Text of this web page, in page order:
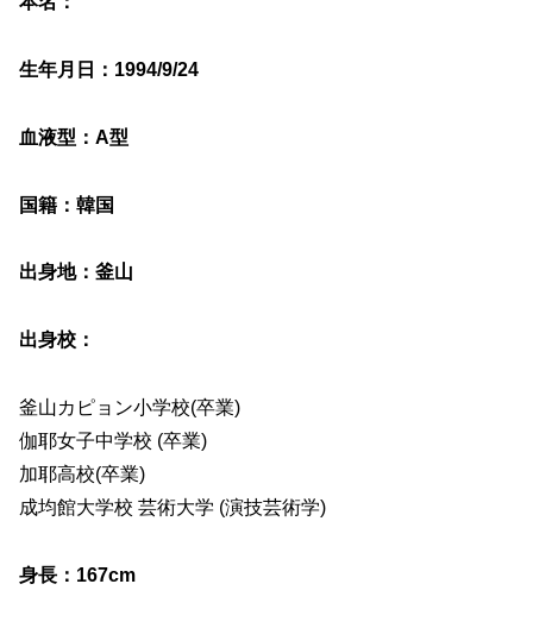
生年月日：1994/9/24
血液型：A型
国籍：韓国
出身地：釜山
出身校：
釜山カピョン小学校(卒業)
伽耶女子中学校 (卒業)
加耶高校(卒業)
成均館大学校 芸術大学 (演技芸術学)
身長：167cm